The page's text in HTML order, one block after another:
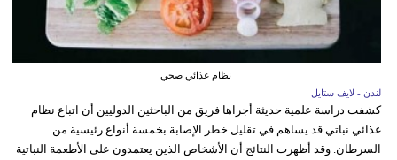
نظام غذائي صحي
لندن - لايف ستايل
كشفت دراسة علمية حديثة أجراها فريق من الباحثين الدوليين أن اتباع نظام
غذائي نباتي قد يساهم في تقليل خطر الإصابة بخمسة أنواع رئيسية من
السرطان. وقد أظهرت النتائج أن الأشخاص الذين يعتمدون على الأطعمة النباتية